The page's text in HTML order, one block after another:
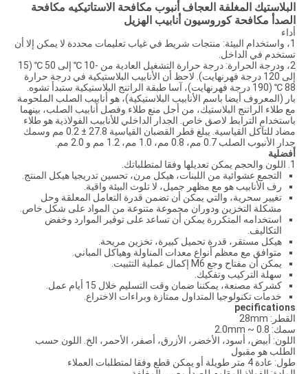
البلاستيك المغلفة العجاف أنبوب مكافحة الاستاتيكيه مكافحة
الصدأ مكافحة كوروسيون أنابيب الهزيل
أداء
1، واستخدام البيئة: منتجات شريط في غياب تعليمات محددة لا يمكن إلا أن
تستخدم في الداخل.
2، ودرجة الحرارة: درجة حرارة التشغيل العادية من -10 ℃ إلى 50 ℃ (15
إلى 120 درجة فهرنهايت). لاحظ أن الأنابيب البلاستيكية في درجة حرارة
88 ℃ (190 درجة فهرنهايت)، آسا طبقة الراتنج البلاستيكية ستبدأ تشوه.
بار (المعروف أيضا باسم الأنابيب البلاستيكية)، هو أنابيب الصلب الملحومة
مع طلاء الراتنج البلاستيك، من أجل منع طلاء وفصل أنابيب الصلب، بينهما
باستخدام الترابط لاصق خاص. الجدار الداخلي للأنابيب الفولاذية هو طلاء
مضاد للتآكل القياسية. يبلغ قطر القضبان القياسية 27.8 ± 0.2 مم وسمك
جدار الأنبوب الصلب 0.7 مم، 0.8 مم، 1.0 مم، 1.2 مم و 2.0 مم.
أفضلية
1. اللون والحجم يمكن تعديلها وفقا لمتطلباتك.
التجمع عشوائية من اللبنات، هيكل مرن، تحسين تدريجيا هيكل المنتج.
رف الأنابيب هو مع مظهر جميل، لا تلوث البيئة واقية.
تغيير سحرية، والتي يمكن أن تضمن قدرة التعامل المعلقة وحل
مشكلة التخزين ودوران مجموعة متنوعة من المواد على شكل خاص.
استخدامه المتكررة يمكن أن تساعد على توفير الموارد وخفض
التكاليف.
هيكل مستقر، قدرة تحميل كبيرة، تخزين مريحة.
متوافق مع معظم أنواع معدات المناولة وهياكل المباني.
يمكن أن مفتاح وجع M6 إكمال عملية التثبيت.
سهلة التركيب وتفكيك.
كشركة مصنعة، يمكننا ضمان وقت التسليم خلال 15 أيام عمل.
خدمات تكنولوجيا المتداول ممتازة وبراءات الاختراع.
pecifications
القطر: 28mm
سمك: 0.8 ~ 2.0mm
اللون: أبيض، أسود، الأخضر، الأزرق، أصفر، الأحمر، الخ. اللون حسب
الطلب هو مقبول
طول: عادة 4 متر طويلة أو يمكن قطع وفقا لمتطلبات العملاء